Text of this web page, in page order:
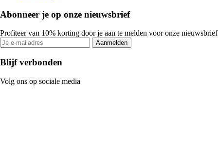
Abonneer je op onze nieuwsbrief
Profiteer van 10% korting door je aan te melden voor onze nieuwsbrief
Aanmelden
Blijf verbonden
Volg ons op sociale media